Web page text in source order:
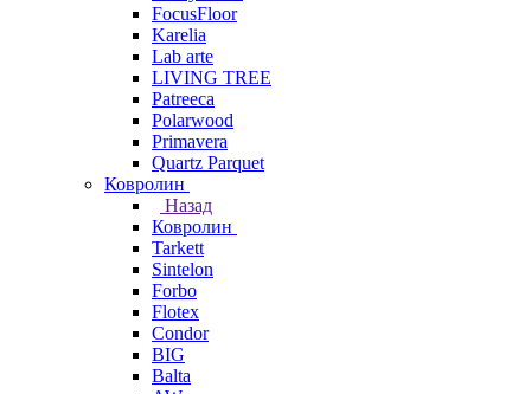
FocusFloor
Karelia
Lab arte
LIVING TREE
Patreeca
Polarwood
Primavera
Quartz Parquet
Ковролин
Назад
Ковролин
Tarkett
Sintelon
Forbo
Flotex
Condor
BIG
Balta